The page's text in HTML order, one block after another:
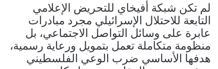
لم تكن شبكة أفيخاي للتحريض الإعلامي
التابعة للاحتلال الإسرائيلي مجرد مبادرات
عابرة على وسائل التواصل الاجتماعي، بل
منظومة متكاملة تعمل بتمويل ورعاية رسمية،
هدفها الأساسي ضرب الوعي الفلسطيني